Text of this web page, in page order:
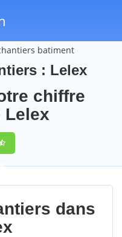
batiment
: Lelex
chiffre
Lelex
dans